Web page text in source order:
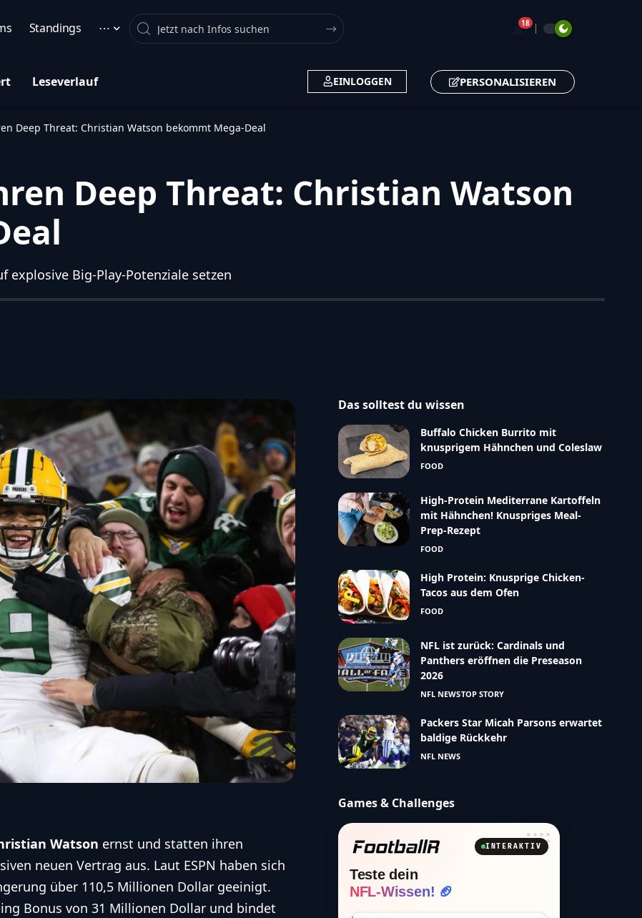
Standings ⋯ Search 🔔18
Leseverlauf EINLOGGEN PERSONALISIEREN
Deep Threat: Christian Watson bekommt Mega-Deal
Deep Threat: Christian Watson
explosive Big-Play-Potenziale setzen
Watson ernst und statten ihren
neuen Vertrag aus. Laut ESPN haben sich
über 110,5 Millionen Dollar geeinigt.
Bonus von 31 Millionen Dollar und bindet
Das solltest du wissen
Buffalo Chicken Burrito mit
knusprigem Hähnchen und Coleslaw
FOOD
High-Protein Mediterrane Kartoffeln
mit Hähnchen! Knuspriges Meal-
Prep-Rezept
FOOD
High Protein: Knusprige Chicken-
Tacos aus dem Ofen
FOOD
NFL ist zurück: Cardinals und
Panthers eröffnen die Preseason
2026
NFL NEWSTOP STORY
Packers Star Micah Parsons erwartet
baldige Rückkehr
NFL NEWS
Games & Challenges
INTERAKTIV
Teste dein
NFL-Wissen! 🏈